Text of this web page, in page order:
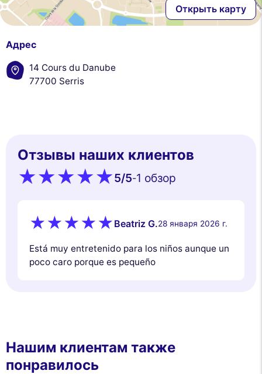
Открыть карту
Адрес
14 Cours du Danube
77700 Serris
Отзывы наших клиентов
5/5-1 обзор
Beatriz G.28 января 2026 г.
Está muy entretenido para los niños aunque un
poco caro porque es pequeño
Нашим клиентам также
понравилось